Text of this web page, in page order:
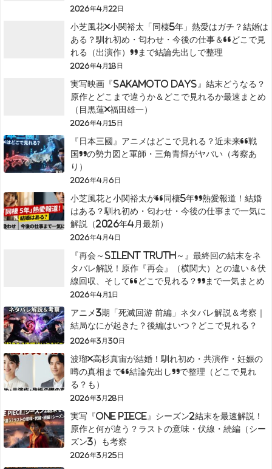
2026年4月22日
小芝風花×小関裕太「同棲5年」熱愛はガチ？結婚は
ある？馴れ初め・匂わせ・今後の仕事＆“どこで見
れる（出演作）”まで結論先出しで整理
2026年4月18日
実写映画『SAKAMOTO DAYS』結末どうなる？
原作とどこまで違うか＆どこで見れるか最速まとめ
（目黒蓮×福田雄一）
2026年4月15日
『日本三國』アニメはどこで見れる？近未来“戦
国”の勢力図と軍師・三角青輝がヤバい（考察あ
り）
2026年4月6日
小芝風花と小関裕太が“同棲5年”熱愛報道！結婚
はある？馴れ初め・匂わせ・今後の仕事まで一気に
解説（2026年4月最新）
2026年4月4日
『再会～Silent Truth～』最終回の結末をネ
タバレ解説！原作『再会』（横関大）との違い＆伏
線回収、そして“どこで見れる？”まで一気まとめ
2026年4月1日
アニメ3期「死滅回游 前編」ネタバレ解説＆考察｜
結局なにが起きた？後編はいつ？どこで見れる？
2026年3月30日
波瑠×高杉真宙が結婚！馴れ初め・共演作・妊娠の
噂の真相まで“結論先出し”で整理（どこで見れ
る？も）
2026年3月28日
実写『ONE PIECE』シーズン2結末を最速解説！
原作と何が違う？ラストの意味・伏線・続編（シー
ズン3）も考察
2026年3月25日